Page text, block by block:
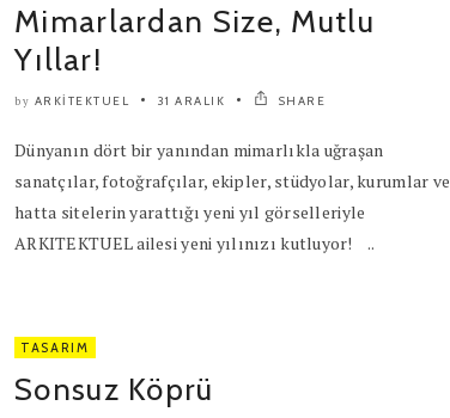
Mimarlardan Size, Mutlu
Yıllar!
by ARKITEKTUEL 31 ARALIK SHARE
Dünyanın dört bir yanından mimarlıkla uğraşan
sanatçılar, fotoğrafçılar, ekipler, stüdyolar, kurumlar ve
hatta sitelerin yarattığı yeni yıl görselleriyle
ARKITEKTUEL ailesi yeni yılınızı kutluyor! ..
TASARIM
Sonsuz Köprü